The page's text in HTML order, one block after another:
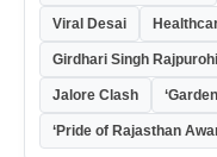
Viral Desai
Girdhari Singh
Jalore Clash
‘Pride of Rajasthan